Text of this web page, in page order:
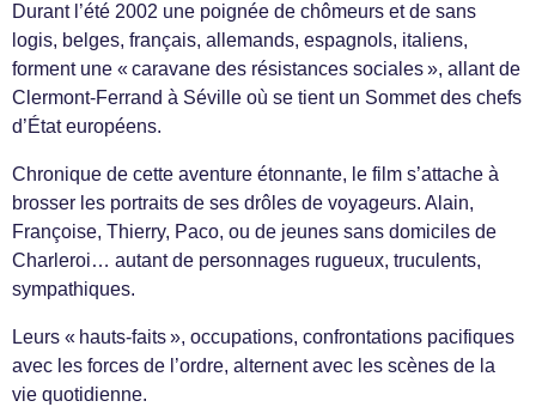
Durant l’été 2002 une poignée de chômeurs et de sans
logis, belges, français, allemands, espagnols, italiens,
forment une « caravane des résistances sociales », allant de
Clermont-Ferrand à Séville où se tient un Sommet des chefs
d’État européens.
Chronique de cette aventure étonnante, le film s’attache à
brosser les portraits de ses drôles de voyageurs. Alain,
Françoise, Thierry, Paco, ou de jeunes sans domiciles de
Charleroi… autant de personnages rugueux, truculents,
sympathiques.
Leurs « hauts-faits », occupations, confrontations pacifiques
avec les forces de l’ordre, alternent avec les scènes de la
vie quotidienne.